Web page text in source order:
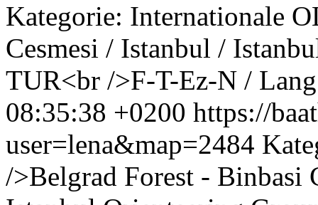
Kategorie: Internationale
Cesmesi / Istanbul /
TUR<br />F-T-Ez-N /
08:35:38 +0200 https://
user=lena&map=2484
/>Belgrad Forest - Binbasi